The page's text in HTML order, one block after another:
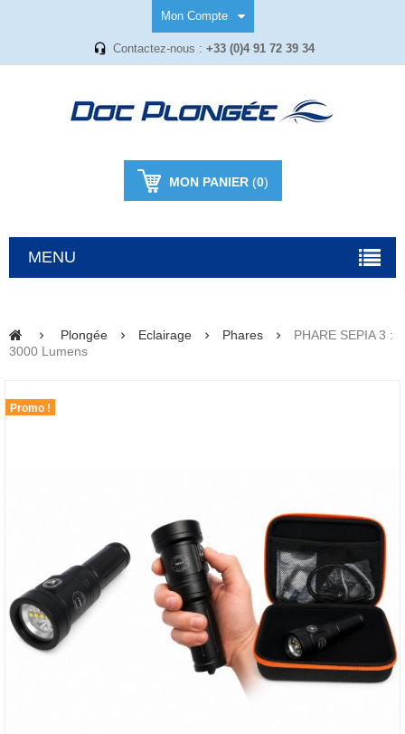
Mon Compte
Contactez-nous : +33 (0)4 91 72 39 34
MON PANIER(0)
MENU
Plongée Eclairage Phares
PHARE SEPIA 3 :
3000 Lumens
Promo !